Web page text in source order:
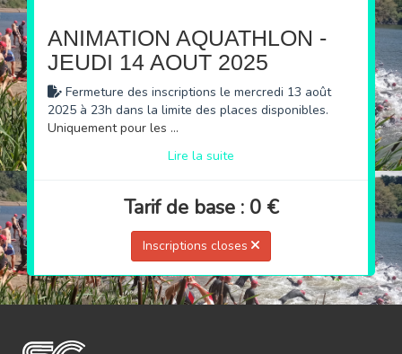
ANIMATION AQUATHLON -
JEUDI 14 AOUT 2025
Fermeture des inscriptions le mercredi 13 août
2025 à 23h dans la limite des places disponibles.
Uniquement pour les personnes qui ont entre 6 et 13 ans
Lire la suite
Tarif de base : 0 €
Inscriptions closes